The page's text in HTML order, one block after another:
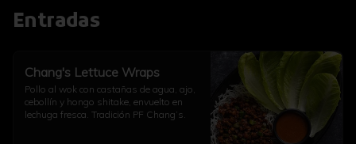
Entradas
Chang's Lettuce Wraps
Pollo al wok con castañas de agua, ajo,
cebollín y hongo shitake, envuelto en
lechuga fresca. Tradición PF Chang’s.